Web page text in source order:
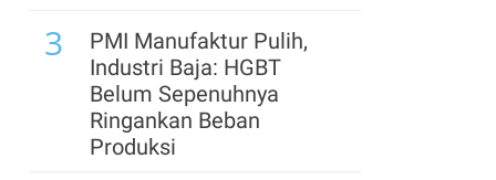
3
PMI Manufaktur Pulih,
Industri Baja: HGBT
Belum Sepenuhnya
Ringankan Beban
Produksi